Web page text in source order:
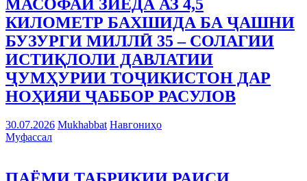
МАСОФАИ ЗИЁДА АЗ 4,5
КИЛОМЕТР БАХШИДА БА ҶАШНИ
БУЗУРГИ МИЛЛӢ 35 – СОЛАГИИ
ИСТИҚЛОЛИ ДАВЛАТИИ
ҶУМҲУРИИ ТОҶИКИСТОН ДАР
НОҲИЯИ ҶАББОР РАСУЛОВ
30.07.2026 Mukhabbat Навгониҳо
Муфассал